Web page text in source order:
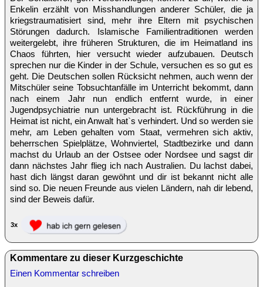
Enkelin erzählt von Misshandlungen anderer Schüler, die ja
kriegstraumatisiert sind, mehr ihre Eltern mit psychischen
Störungen dadurch. Islamische Familientraditionen werden
weitergelebt, ihre früheren Strukturen, die im Heimatland ins
Chaos führten, hier versucht wieder aufzubauen. Deutsch
sprechen nur die Kinder in der Schule, versuchen es so gut es
geht. Die Deutschen sollen Rücksicht nehmen, auch wenn der
Mitschüler seine Tobsuchtanfälle im Unterricht bekommt, dann
nach einem Jahr nun endlich entfernt wurde, in einer
Jugendpsychiatrie nun untergebracht ist. Rückführung in die
Heimat ist nicht, ein Anwalt hat`s verhindert. Und so werden sie
mehr, am Leben gehalten vom Staat, vermehren sich aktiv,
beherrschen Spielplätze, Wohnviertel, Stadtbezirke und dann
machst du Urlaub an der Ostsee oder Nordsee und sagst dir
dann nächstes Jahr flieg ich nach Australien. Du lachst dabei,
hast dich längst daran gewöhnt und dir ist bekannt nicht alle
sind so. Die neuen Freunde aus vielen Ländern, nah dir lebend,
sind der Beweis dafür.
3x
Kommentare zu dieser Kurzgeschichte
Einen Kommentar schreiben